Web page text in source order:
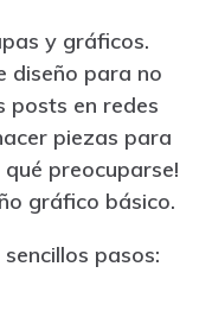
y gráficos.
diseño para no
posts en redes
piezas para
preocuparse!
gráfico básico.
pasos: